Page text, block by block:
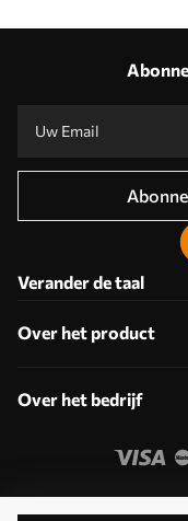
Verander de taal
Over het product
Over het bedrijf